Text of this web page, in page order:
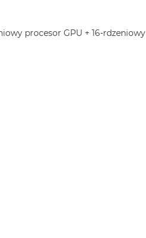
procesor GPU + 16-rdzeniowy